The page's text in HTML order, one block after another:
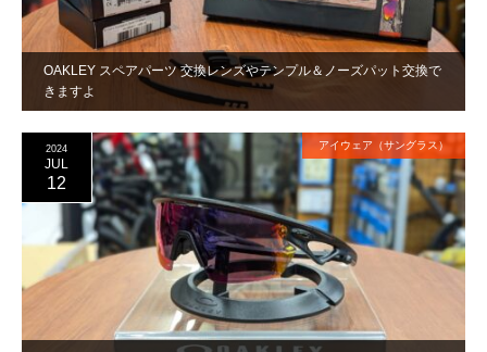
OAKLEY スペアパーツ 交換レンズやテンプル＆ノーズパット交換で
きますよ
2024
JUL
12
アイウェア（サングラス）